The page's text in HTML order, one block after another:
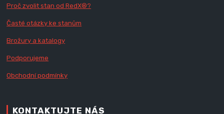
Proč zvolit stan od RedX®?
Časté otázky ke stanům
Brožury a katalogy
Podporujeme
Obchodní podmínky
KONTAKTUJTE NÁS